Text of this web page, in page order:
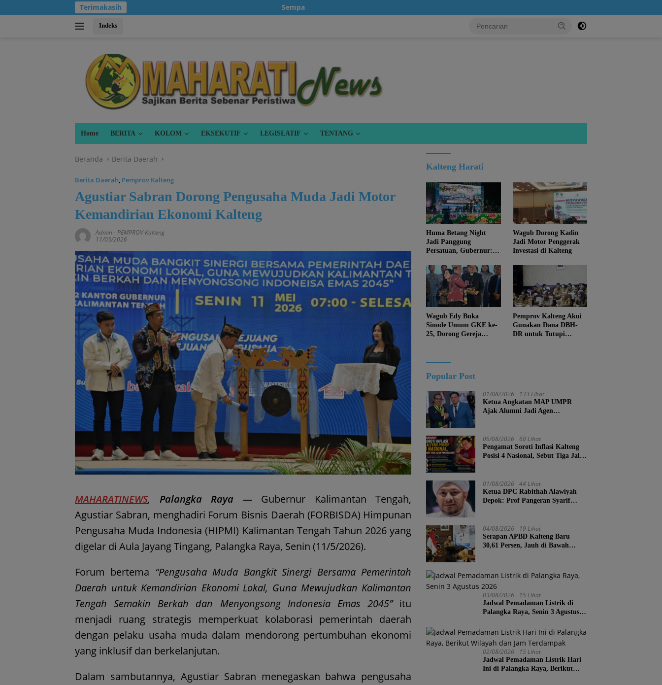
ke
Terimakasih Sempatkanlah untuk klik iklan, karena itu gratis...!
Indeks
Home BERITA KOLOM EKSEKUTIF LEGISLATIF TENTANG
Beranda Berita Daerah
Berita Daerah, Pemprov Kalteng
Agustiar Sabran Dorong Pengusaha Muda Jadi Motor
Kemandirian Ekonomi Kalteng
Admin - PEMPROV Kalteng
11/05/2026
MAHARATINEWS, Palangka Raya —Gubernur Kalimantan Tengah,
Agustiar Sabran, menghadiri Forum Bisnis Daerah (FORBISDA) Himpunan
Pengusaha Muda Indonesia (HIPMI) Kalimantan Tengah Tahun 2026 yang
digelar di Aula Jayang Tingang, Palangka Raya, Senin (11/5/2026).
Forum bertema “Pengusaha Muda Bangkit Sinergi Bersama Pemerintah
Daerah untuk Kemandirian Ekonomi Lokal, Guna Mewujudkan Kalimantan
Tengah Semakin Berkah dan Menyongsong Indonesia Emas 2045”itu
menjadi ruang strategis memperkuat kolaborasi pemerintah daerah
dengan pelaku usaha muda dalam mendorong pertumbuhan ekonomi
yang inklusif dan berkelanjutan.
Dalam sambutannya, Agustiar Sabran menegaskan bahwa pengusaha
Kalteng Harati
Huma Betang Night
Jadi Panggung
Persatuan, Gubernur:
Kemajuan Menghapus
Jati Diri Kalteng
Wagub Dorong Kadin
Jadi Motor Penggerak
Investasi di Kalteng
Wagub Edy Buka
Sinode Umum GKE ke-
25, Dorong Gereja
Pemprov Kalteng Akui
Gunakan Dana DBH-
DR untuk Tutupi
Popular Post
01/08/2026 133 Lihat
Ketua Angkatan MAP UMPR
Ajak Alumni Jadi Agen
06/08/2026 60 Lihat
Pengamat Soroti Inflasi Kalteng
Posisi 4 Nasional, Sebut Tiga Jalur
01/08/2026 44 Lihat
Ketua DPC Rabithah Alawiyah
Depok: Prof Pangeran Syarif
Menjadi Calon Ketua Umum
Rabitah Alawiyah
04/08/2026 19 Lihat
Serapan APBD Kalteng Baru
30,61 Persen, Jauh di Bawah
03/08/2026 15 Lihat
Jadwal Pemadaman Listrik di
Palangka Raya, Senin 3 Agustus
02/08/2026 15 Lihat
Jadwal Pemadaman Listrik Hari
Ini di Palangka Raya, Berikut